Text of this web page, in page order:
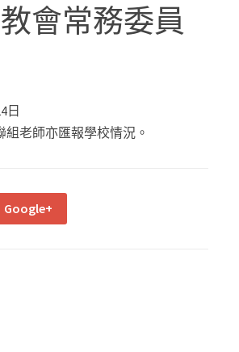
會常務委員
日
老師亦匯報學校情況。
Google+